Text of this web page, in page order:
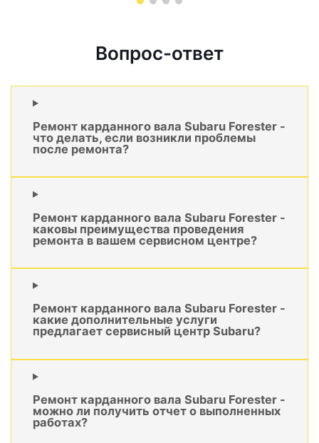
Вопрос-ответ
Ремонт карданного вала Subaru Forester -
что делать, если возникли проблемы
после ремонта?
Ремонт карданного вала Subaru Forester -
каковы преимущества проведения
ремонта в вашем сервисном центре?
Ремонт карданного вала Subaru Forester -
какие дополнительные услуги
предлагает сервисный центр Subaru?
Ремонт карданного вала Subaru Forester -
можно ли получить отчет о выполненных
работах?